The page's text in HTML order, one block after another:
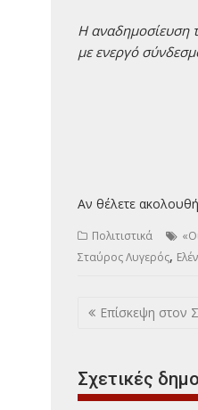
H αναδημοσίευση
με ενεργό
Αν θέλετε
Πολιτιστικά
Σταύρος Λυγερός,
Πλοήγηση
Επίσκεψη στον
Σχετικές